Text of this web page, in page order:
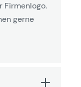
Firmenlogo.
gerne